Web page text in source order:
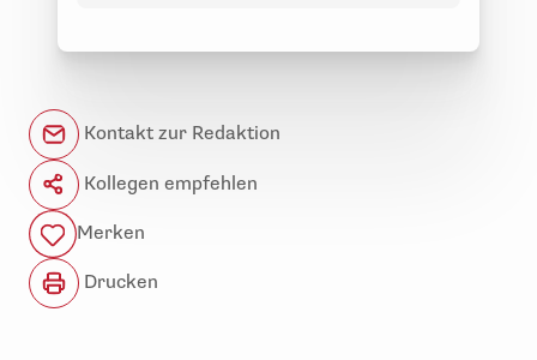
Kontakt zur Redaktion
Kollegen empfehlen
Merken
Drucken